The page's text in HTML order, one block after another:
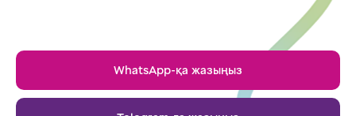
WhatsApp-қа жазыңыз